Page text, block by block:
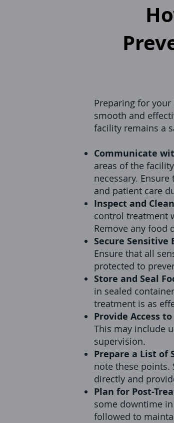
Preparing for
smooth and
facility remains a
Communicate
areas of the
necessary.
and patient care
Inspect and
control treatment
Remove any food
Secure Sensitive
Ensure that all
protected to
Store and Seal
in sealed
treatment is as
Provide Access
This may include
supervision.
Prepare a List of
note these points.
directly and
Plan for Post-
some downtime
followed to